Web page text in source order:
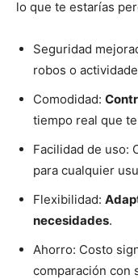
lo que te estarías
Seguridad
robos o
Comodidad:
tiempo real que
Facilidad de uso:
para cualquier
Flexibilidad:
necesidades.
Ahorro: Costo
comparación con